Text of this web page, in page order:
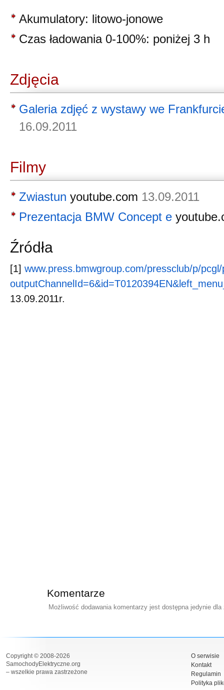
Akumulatory: litowo-jonowe
Czas ładowania 0-100%: poniżej 3 h
Zdjęcia
Galeria zdjęć z wystawy we
16.09.2011
Filmy
Zwiastun youtube.com 13.09.2011
Prezentacja BMW Concept e
Źródła
[1] www.press.bmwgroup.com/pressclub/p/
13.09.2011r.
Komentarze
Możliwość dodawania komentarzy jest dostępna jedynie
Copyright © 2008-2026
SamochodyElektryczne.org
– wszelkie prawa zastrzeżone
O serwisie
Kontakt
Regulamin
Polityka